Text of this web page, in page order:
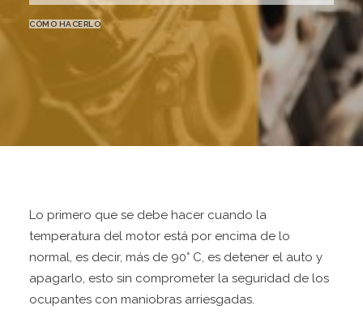
CONTÁCTANOS
CÓMO HACERLO
Lo primero que se debe hacer cuando la
temperatura del motor está por encima de lo
normal, es decir, más de 90° C, es detener el auto y
apagarlo, esto sin comprometer la seguridad de los
ocupantes con maniobras arriesgadas.